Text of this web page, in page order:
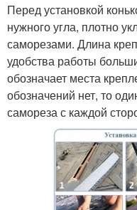
Перед установкой
нужного угла, плотно
саморезами. Длина
удобства работы
обозначает места
обозначений нет, то
самореза с каждой